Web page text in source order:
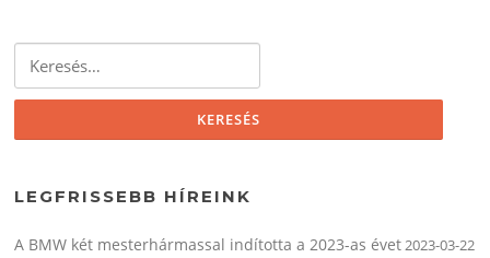
LEGFRISSEBB HÍREINK
A BMW két mesterhármassal indította a 2023-as évet2023-03-22